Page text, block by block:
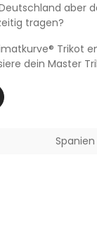
tragen?
Trikot
dein Master
Spanien